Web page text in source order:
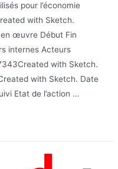
pour l’économie
with Sketch.
œuvre Début Fin
internes Acteurs
with Sketch.
with Sketch. Date
Etat de l’action …